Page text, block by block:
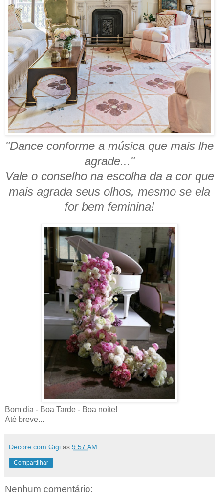
"Dance conforme a música que mais lhe
agrade..."
Vale o conselho na escolha da a cor que
mais agrada seus olhos, mesmo se ela
for bem feminina!
Bom dia - Boa Tarde - Boa noite!
Até breve...
Decore com Gigi às 9:57 AM
Compartilhar
Nenhum comentário: